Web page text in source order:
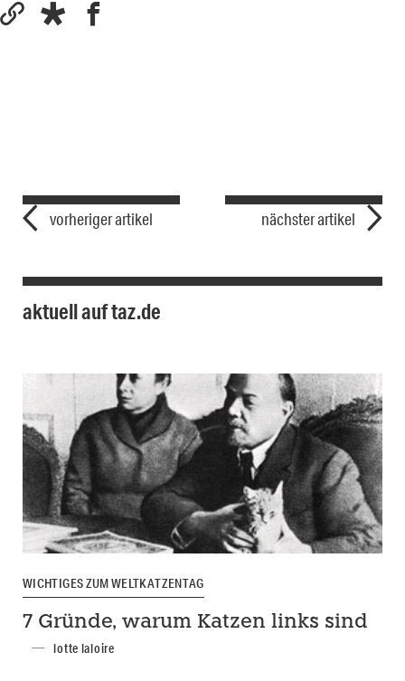
vorheriger artikel nächster artikel
aktuell auf taz.de
WICHTIGES ZUM WELTKATZENTAG
7 Gründe, warum Katzen links sind
lotte laloire